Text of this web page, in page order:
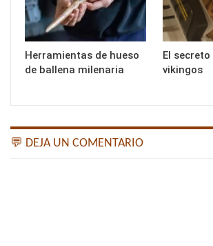
Herramientas de hueso
de ballena milenaria
El
vikingos
💬 DEJA UN COMENTARIO